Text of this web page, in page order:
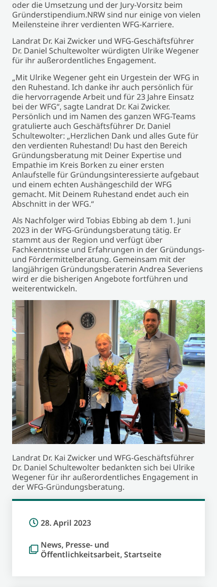
oder die Umsetzung und der Jury-Vorsitz beim
Gründerstipendium.NRW sind nur einige von vielen
Meilensteine ihrer verdienten WFG-Karriere.
Landrat Dr. Kai Zwicker und WFG-Geschäftsführer
Dr. Daniel Schultewolter würdigten Ulrike Wegener
für ihr außerordentliches Engagement.
„Mit Ulrike Wegener geht ein Urgestein der WFG in
den Ruhestand. Ich danke ihr auch persönlich für
die hervorragende Arbeit und für 23 Jahre Einsatz
bei der WFG“, sagte Landrat Dr. Kai Zwicker.
Persönlich und im Namen des ganzen WFG-Teams
gratulierte auch Geschäftsführer Dr. Daniel
Schultewolter: „Herzlichen Dank und alles Gute für
den verdienten Ruhestand! Du hast den Bereich
Gründungsberatung mit Deiner Expertise und
Empathie im Kreis Borken zu einer ersten
Anlaufstelle für Gründungsinteressierte aufgebaut
und einem echten Aushängeschild der WFG
gemacht. Mit Deinem Ruhestand endet auch ein
Abschnitt in der WFG.“
Als Nachfolger wird Tobias Ebbing ab dem 1. Juni
2023 in der WFG-Gründungsberatung tätig. Er
stammt aus der Region und verfügt über
Fachkenntnisse und Erfahrungen in der Gründungs-
und Fördermittelberatung. Gemeinsam mit der
langjährigen Gründungsberaterin Andrea Severiens
wird er die bisherigen Angebote fortführen und
weiterentwickeln.
Landrat Dr. Kai Zwicker und WFG-Geschäftsführer
Dr. Daniel Schultewolter bedankten sich bei Ulrike
Wegener für ihr außerordentliches Engagement in
der WFG-Gründungsberatung.
28. April 2023
News, Presse- und
Öffentlichkeitsarbeit,Startseite